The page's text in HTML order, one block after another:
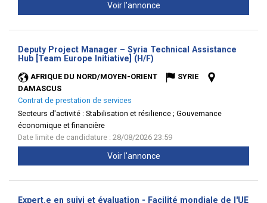
Voir l'annonce
Deputy Project Manager – Syria Technical Assistance
Hub [Team Europe Initiative] (H/F)
AFRIQUE DU NORD/MOYEN-ORIENT
SYRIE
DAMASCUS
Contrat de prestation de services
Secteurs d'activité : Stabilisation et résilience ; Gouvernance
économique et financière
Date limite de candidature : 28/08/2026 23:59
Voir l'annonce
Expert.e en suivi et évaluation - Facilité mondiale de l'UE